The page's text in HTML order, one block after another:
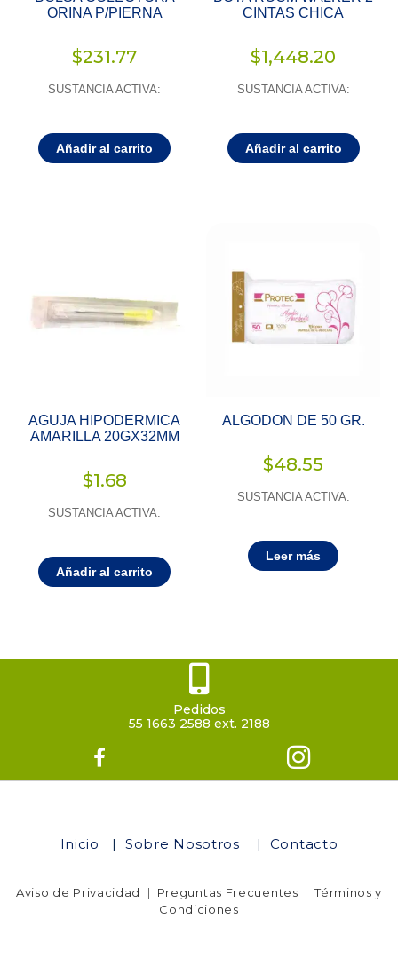
ORINA P/PIERNA
$231.77
SUSTANCIA ACTIVA:
Añadir al carrito
CINTAS CHICA
$1,448.20
SUSTANCIA ACTIVA:
Añadir al carrito
AGUJA HIPODERMICA
AMARILLA 20GX32MM
$1.68
SUSTANCIA ACTIVA:
Añadir al carrito
ALGODON DE 50 GR.
$48.55
SUSTANCIA ACTIVA:
Leer más
Pedidos
55 1663 2588 ext. 2188
Inicio |Sobre Nosotros | Contacto
Aviso de Privacidad | Preguntas Frecuentes |Términos y
Condiciones